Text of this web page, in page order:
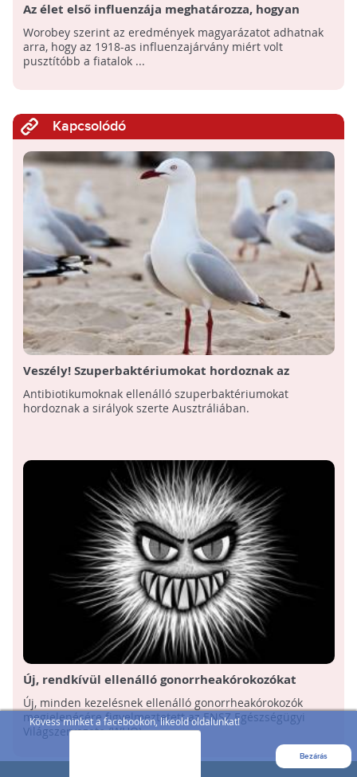
Kövess minket a facebookon, likeold oldalunkat!
Bezárás
Az élet első influenzája meghatározza, hogyan
reagálunk később a vírusra
Worobey szerint az eredmények magyarázatot adhatnak
arra, hogy az 1918-as influenzajárvány miért volt
pusztítóbb a fiatalok ...
Kapcsolódó
Veszély! Szuperbaktériumokat hordoznak az
ausztrál sirályok
Antibiotikumoknak ellenálló szuperbaktériumokat
hordoznak a sirályok szerte Ausztráliában.
Új, rendkívül ellenálló gonorrheakórokozókat
fedeztek fel
Új, minden kezelésnek ellenálló gonorrheakórokozók
megjelenésére figyelmeztetett az ENSZ Egészségügyi
Világszervezete (WHO) ...